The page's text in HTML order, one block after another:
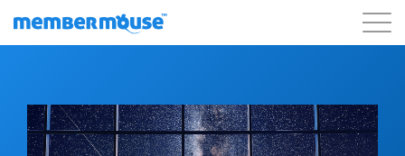
Começar a usar